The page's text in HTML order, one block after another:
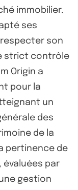
immobilier.
ses
son
strict contrôle
Origin a
pour la
un
des
de la
pertinence de
par
gestion